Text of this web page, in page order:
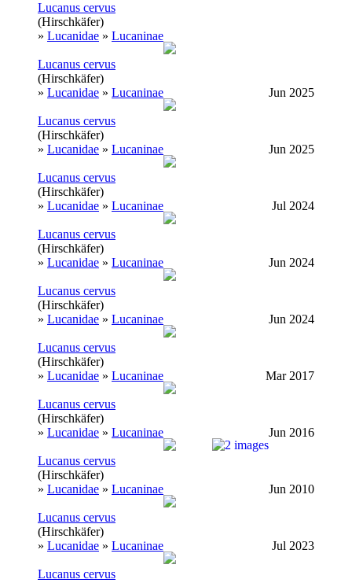
Lucanus cervus
(Hirschkäfer)
» Lucanidae » Lucaninae
Lucanus cervus
(Hirschkäfer)
» Lucanidae » Lucaninae Jun 2025
Lucanus cervus
(Hirschkäfer)
» Lucanidae » Lucaninae Jun 2025
Lucanus cervus
(Hirschkäfer)
» Lucanidae » Lucaninae Jul 2024
Lucanus cervus
(Hirschkäfer)
» Lucanidae » Lucaninae Jun 2024
Lucanus cervus
(Hirschkäfer)
» Lucanidae » Lucaninae Jun 2024
Lucanus cervus
(Hirschkäfer)
» Lucanidae » Lucaninae Mar 2017
Lucanus cervus
(Hirschkäfer)
» Lucanidae » Lucaninae Jun 2016
Lucanus cervus
(Hirschkäfer)
» Lucanidae » Lucaninae Jun 2010
Lucanus cervus
(Hirschkäfer)
» Lucanidae » Lucaninae Jul 2023
Lucanus cervus